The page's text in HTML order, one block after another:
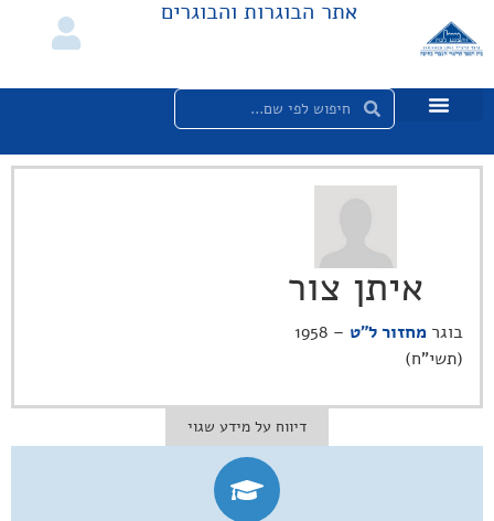
אתר הבוגרות והבוגרים
איתן צור
בוגר מחזור ל"ט
– 1958
(תשי"ח)
דיווח על מידע שגוי